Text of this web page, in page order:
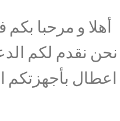
أهلا و مرحبا
نحن نقدم لكم
اعطال بأجهزتكم